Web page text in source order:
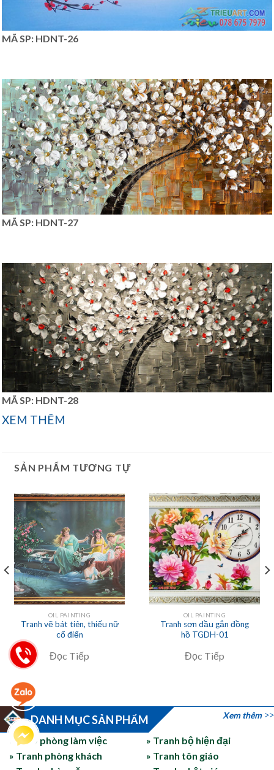
MÃ SP: HDNT-26
MÃ SP: HDNT-27
MÃ SP: HDNT-28
XEM THÊM
SẢN PHẨM TƯƠNG TỰ
OIL PAINTING
Tranh vẽ bát tiên, thiếu nữ
cổ điển
Đọc Tiếp
OIL PAINTING
Tranh sơn dầu gắn đồng
hồ TGDH-01
Đọc Tiếp
DANH MỤC SẢN PHẨM Xem thêm
» Treo phòng làm việc
» Tranh phòng khách
» Tranh bộ hiện đại
» Tranh tôn giáo